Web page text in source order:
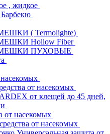
, жидкое
( Termolighte)
Hollow Fiber
ПУХОВЫЕ
от насекомых
от клещей до 45 дней,
от насекомых
от насекомых